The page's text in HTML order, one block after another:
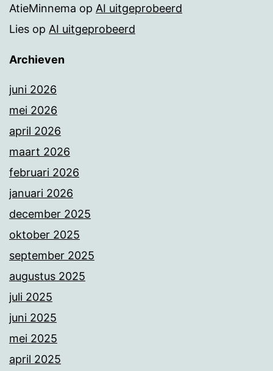
AtieMinnema op AI uitgeprobeerd
Lies op AI uitgeprobeerd
Archieven
juni 2026
mei 2026
april 2026
maart 2026
februari 2026
januari 2026
december 2025
oktober 2025
september 2025
augustus 2025
juli 2025
juni 2025
mei 2025
april 2025